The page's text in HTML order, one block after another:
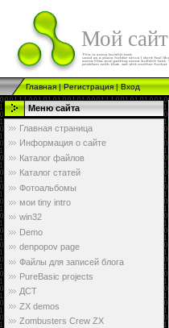
Мой сайт
Главная|Регистрация|Вход
Меню сайта
Главная страница
Информация о сайте
Каталог файлов
Каталог статей
Фотоальбомы
мои tiny intro
win32
Demo
denpopov page
Файлы для записей блога
PureBasic projects
ДСТ
ZX demos
Zombusters Crew ZX